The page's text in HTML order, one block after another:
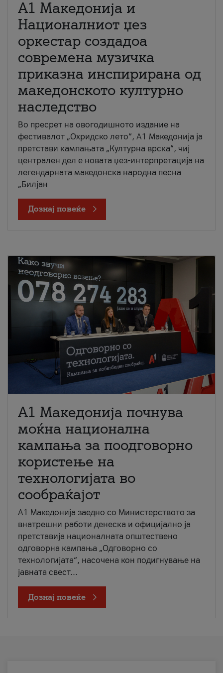
А1 Македонија и
Националниот џез
оркестар создадоа
современа музичка
приказна инспирирана од
македонското културно
наследство
Во пресрет на овогодишното издание на
фестивалот „Охридско лето“, А1 Македонија ја
претстави кампањата „Културна врска“, чиј
централен дел е новата џез-интерпретација на
легендарната македонска народна песна
„Билјан
Дознај повеќе
A1 Македонија почнува
моќна национална
кампања за поодговорно
користење на
технологијата во
сообраќајот
A1 Македонија заедно со Министерството за
внатрешни работи денеска и официјално ја
претставија националната општествено
одговорна кампања „Одговорно со
технологијата“, насочена кон подигнување на
јавната свест...
Дознај повеќе